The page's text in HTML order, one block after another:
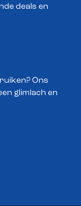
deals en
Ons
glimlach en